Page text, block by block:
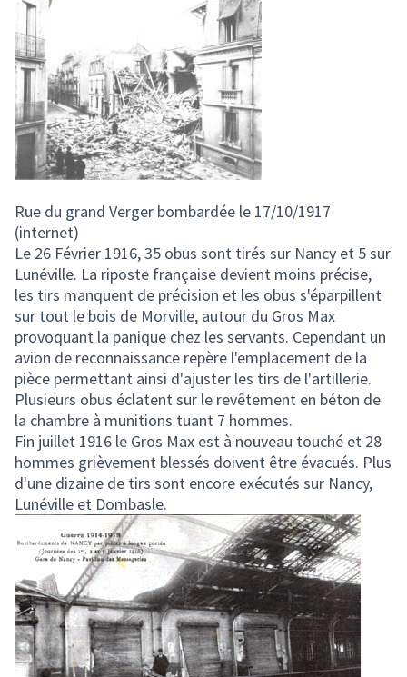
Rue du grand Verger bombardée le 17/10/1917
(internet)
Le 26 Février 1916, 35 obus sont tirés sur Nancy et 5 sur
Lunéville. La riposte française devient moins précise,
les tirs manquent de précision et les obus s'éparpillent
sur tout le bois de Morville, autour du Gros Max
provoquant la panique chez les servants. Cependant un
avion de reconnaissance repère l'emplacement de la
pièce permettant ainsi d'ajuster les tirs de l'artillerie.
Plusieurs obus éclatent sur le revêtement en béton de
la chambre à munitions tuant 7 hommes.
Fin juillet 1916 le Gros Max est à nouveau touché et 28
hommes grièvement blessés doivent être évacués. Plus
d'une dizaine de tirs sont encore exécutés sur Nancy,
Lunéville et Dombasle.